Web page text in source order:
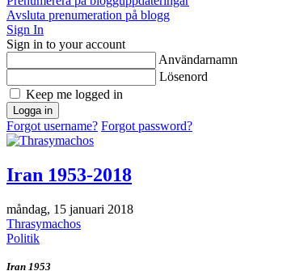
Avsluta prenumeration på blogg
Sign In
Sign in to your account
Användarnamn
Lösenord
Keep me logged in
Logga in
Forgot username? Forgot password?
Iran 1953-2018
måndag, 15 januari 2018
Thrasymachos
Politik
Iran 1953